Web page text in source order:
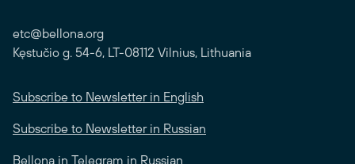
etc@bellona.org
Kęstučio g. 54-6, LT-08112 Vilnius, Lithuania
Subscribe to Newsletter in English
Subscribe to Newsletter in Russian
Bellona in Telegram in Russian